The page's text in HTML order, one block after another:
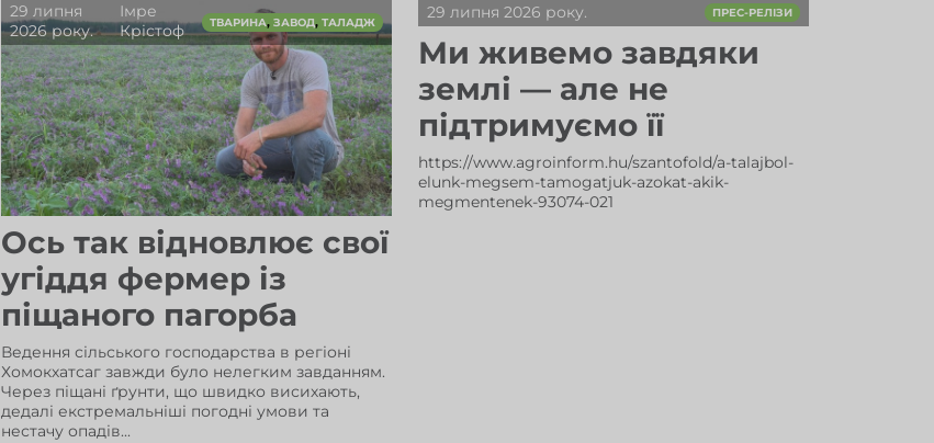
29 липня
2026 року.
Імре
Крістоф
ТВАРИНА,ЗАВОД,ТАЛАДЖ
Ось так відновлює свої
угіддя фермер із
піщаного пагорба
Ведення сільського господарства в регіоні
Хомокхатсаг завжди було нелегким завданням.
Через піщані ґрунти, що швидко висихають,
дедалі екстремальніші погодні умови та
нестачу опадів...
29 липня 2026 року. ПРЕС-РЕЛІЗИ
Ми живемо завдяки
землі — але не
підтримуємо її
https://www.agroinform.hu/szantofold/a-talajbol-
elunk-megsem-tamogatjuk-azokat-akik-
megmentenek-93074-021